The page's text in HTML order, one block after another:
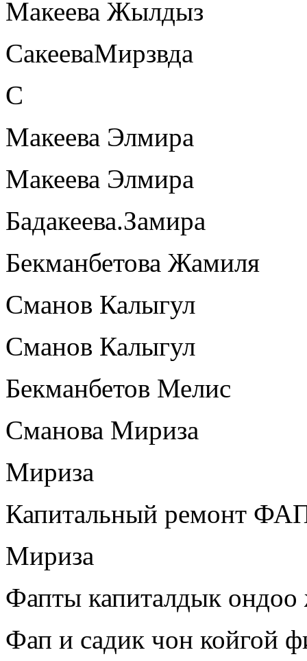
Макеева Жылдыз
СакееваМирзвда
С
Макеева Элмира
Макеева Элмира
Бадакеева.Замира
Бекманбетова Жамиля
Сманов Калыгул
Сманов Калыгул
Бекманбетов Мелис
Сманова Мириза
Мириза
Капитальный ремонт
Мириза
Фапты капиталдык ондоо
Фап и садик чон койгой